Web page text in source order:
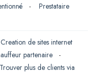
- Prestataire
Creation de sites internet
partenaire
-
Trouver plus de clients via